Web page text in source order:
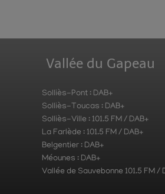
Vallée du Gapeau
Solliès-Pont : DAB+
Solliès-Toucas : DAB+
Solliès-Ville : 101.5 FM / DAB+
La Farlède : 101.5 FM / DAB+
Belgentier : DAB+
Méounes : DAB+
Vallée de Sauvebonne 101.5 FM /